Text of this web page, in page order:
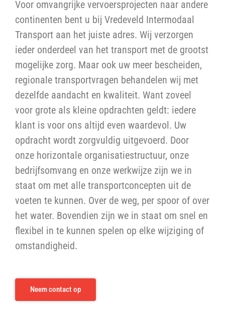
Voor omvangrijke vervoersprojecten naar andere
continenten bent u bij Vredeveld Intermodaal
Transport aan het juiste adres. Wij verzorgen
ieder onderdeel van het transport met de grootst
mogelijke zorg. Maar ook uw meer bescheiden,
regionale transportvragen behandelen wij met
dezelfde aandacht en kwaliteit. Want zoveel
voor grote als kleine opdrachten geldt: iedere
klant is voor ons altijd even waardevol. Uw
opdracht wordt zorgvuldig uitgevoerd. Door
onze horizontale organisatiestructuur, onze
bedrijfsomvang en onze werkwijze zijn we in
staat om met alle transportconcepten uit de
voeten te kunnen. Over de weg, per spoor of over
het water. Bovendien zijn we in staat om snel en
flexibel in te kunnen spelen op elke wijziging of
omstandigheid.
Neem contact op